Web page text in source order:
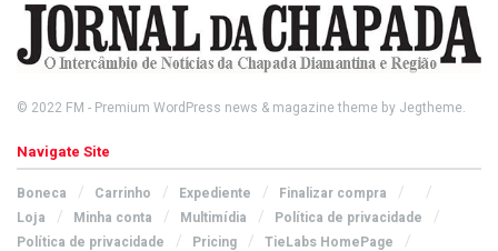
© 2022 FM - Premium WordPress news & magazine theme by Jegtheme.
Navigate Site
Boneca Carrinho Expediente
Finalizar compra
Loja
Minha conta Multimídia
Política de privacidade
Política de privacidade
Pricing TieLabs HomePage